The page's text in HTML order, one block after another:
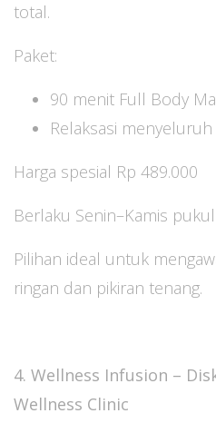
total.
Paket:
90 menit Full Body
Relaksasi
Harga spesial Rp 489.000
Berlaku Senin–Kamis
Pilihan ideal untuk
ringan dan pikiran tenang.
4. Wellness Infusion –
Wellness Clinic